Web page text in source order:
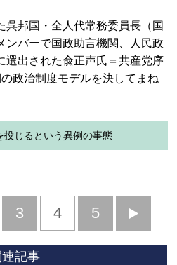
邦国・全人代常務委員長（国
ンバーで国政助言機関、人民政
選出された兪正声氏＝共産党序
政治制度モデルを決してまね
投じるという異例の事態
3 4 5
へ
記事